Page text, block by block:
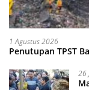
1 Agustus 2026
Penutupan TPST
26